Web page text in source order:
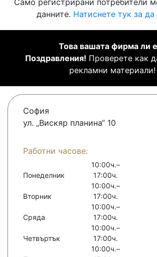
Само регистрирани потребители
данните. Натиснете тук за да
Това вашата фирма ли
Поздравления! Проверете как
рекламни материали!
София
ул. „Вискяр планина“ 10
Работни часове:
Понеделник
10:00ч.–
17:00ч.
Вторник
10:00ч.–
17:00ч.
Сряда
10:00ч.–
17:00ч.
Четвъртък
10:00ч.–
17:00ч.
10:00ч.–